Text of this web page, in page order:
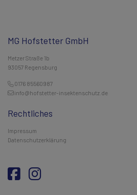
MG Hofstetter GmbH
Metzer Straße 1b
93057 Regensburg
0176 85560987
info@hofstetter-insektenschutz.de
Rechtliches
Impressum
Datenschutzerklärung